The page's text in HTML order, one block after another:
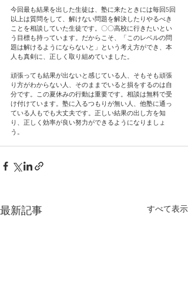
今回最も結果を出した生徒は、塾に来たときには毎回5回
以上は質問をして、解けない問題を解決したりやるべき
ことを相談していた生徒です。〇〇高校に行きたいとい
う目標も持っています。だからこそ、「このレベルの問
題は解けるようにならないと」という考え方ができ、本
人も真剣に、正しく取り組めていました。
頑張っても結果が出ないと感じている人、そもそも頑張
り方がわからない人、そのままでいると損をするのは自
分です。この夏休みの行動は重要です。相談は無料で受
け付けています。塾に入るつもりが無い人、他塾に通っ
ている人もでも大丈夫です。正しい結果の出し方を知
り、正しく効率が良い努力ができるようになりましょ
う。
最新記事 すべて表示